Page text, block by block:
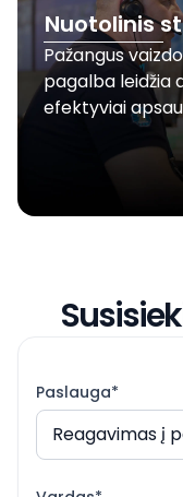
Nuotolinis
Pažangus
pagalba leidžia
efektyviai
Paslauga*
Reagavimas į